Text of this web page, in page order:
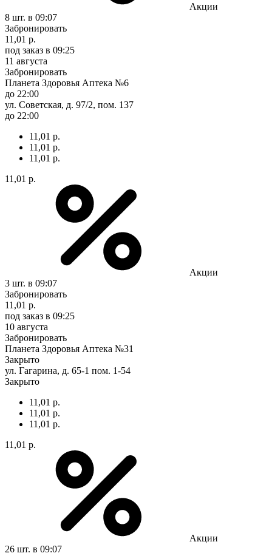
Акции
8 шт. в 09:07
Забронировать
11,01 р.
под заказ в 09:25
11 августа
Забронировать
Планета Здоровья Аптека №6
до 22:00
ул. Советская, д. 97/2, пом. 137
до 22:00
11,01 р.
11,01 р.
11,01 р.
11,01 р.
Акции
3 шт. в 09:07
Забронировать
11,01 р.
под заказ в 09:25
10 августа
Забронировать
Планета Здоровья Аптека №31
Закрыто
ул. Гагарина, д. 65-1 пом. 1-54
Закрыто
11,01 р.
11,01 р.
11,01 р.
11,01 р.
Акции
26 шт. в 09:07